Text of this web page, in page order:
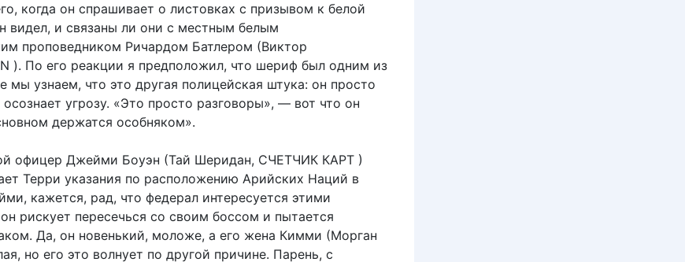
когда он спрашивает о листовках с призывом к белой
видел, и связаны ли они с местным белым
проповедником Ричардом Батлером (Виктор
). По его реакции я предположил, что шериф был одним из
мы узнаем, что это другая полицейская штука: он просто
угрозу. «Это просто разговоры», — вот что он
держатся особняком».
офицер Джейми Боуэн (Тай Шеридан, СЧЕТЧИК КАРТ )
Терри указания по расположению Арийских Наций в
кажется, рад, что федерал интересуется этими
рискует пересечься со своим боссом и пытается
Да, он новенький, моложе, а его жена Кимми (Морган
но его это волнует по другой причине. Парень, с